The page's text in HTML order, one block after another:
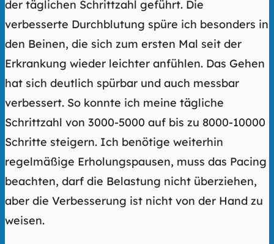
der täglichen Schrittzahl geführt. Die
verbesserte Durchblutung spüre ich besonders in
den Beinen, die sich zum ersten Mal seit der
Erkrankung wieder leichter anfühlen. Das Gehen
hat sich deutlich spürbar und auch messbar
verbessert. So konnte ich meine tägliche
Schrittzahl von 3000-5000 auf bis zu 8000-10000
Schritte steigern. Ich benötige weiterhin
regelmäßige Erholungspausen, muss das Pacing
beachten, darf die Belastung nicht überziehen,
aber die Verbesserung ist nicht von der Hand zu
weisen.